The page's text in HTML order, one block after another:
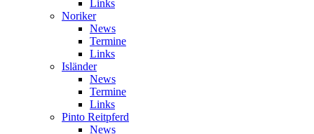
Links
Noriker
News
Termine
Links
Isländer
News
Termine
Links
Pinto Reitpferd
News